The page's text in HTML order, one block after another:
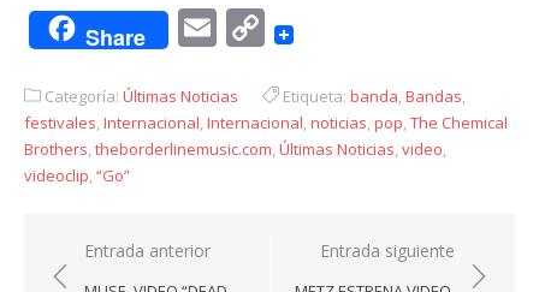
Share EmailCopy
Categoría: Últimas Noticias Etiqueta: banda,Bandas,
festivales,Internacional,Internacional,noticias,pop,The Chemical
Brothers,theborderlinemusic.com,Últimas Noticias,video,
videoclip,“Go”
Navegación
Entrada anterior Entrada siguiente